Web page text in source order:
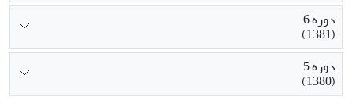
دوره 6
(1381)
دوره 5
(1380)